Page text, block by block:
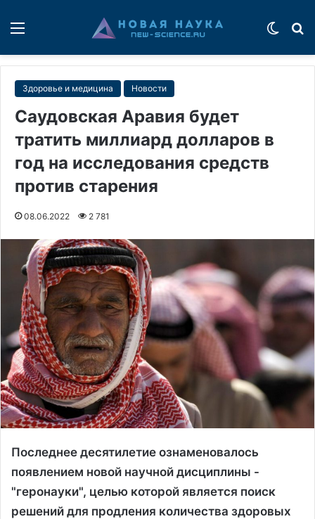
Здоровье и медицина Новости
Саудовская Аравия будет
тратить миллиард долларов в
год на исследования средств
против старения
08.06.2022 2 781
Последнее десятилетие ознаменовалось
появлением новой научной дисциплины -
"геронауки", целью которой является поиск
решений для продления количества здоровых